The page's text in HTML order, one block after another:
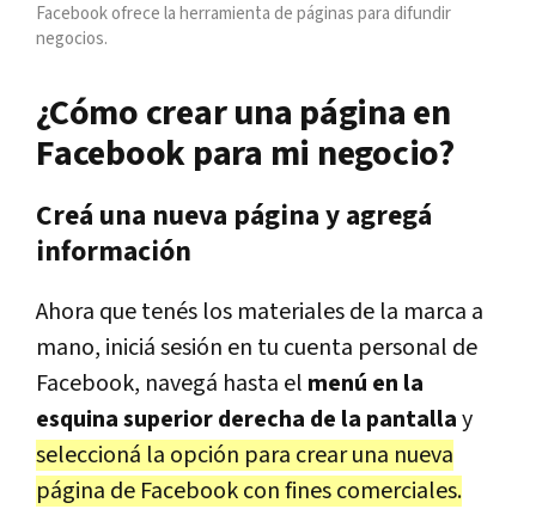
Facebook ofrece la herramienta de páginas para difundir
negocios.
¿Cómo crear una página en
Facebook para mi negocio?
Creá una nueva página y agregá
información
Ahora que tenés los materiales de la marca a
mano, iniciá sesión en tu cuenta personal de
Facebook, navegá hasta el menú en la
esquina superior derecha de la pantallay
seleccioná la opción para crear una nueva
página de Facebook con fines comerciales.